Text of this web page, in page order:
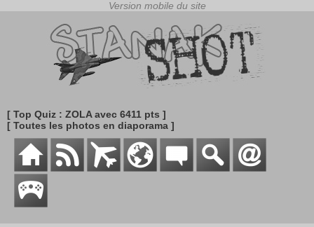
[ Top Quiz : ZOLA avec 6411 pts ]
[ Toutes les photos en diaporama ]